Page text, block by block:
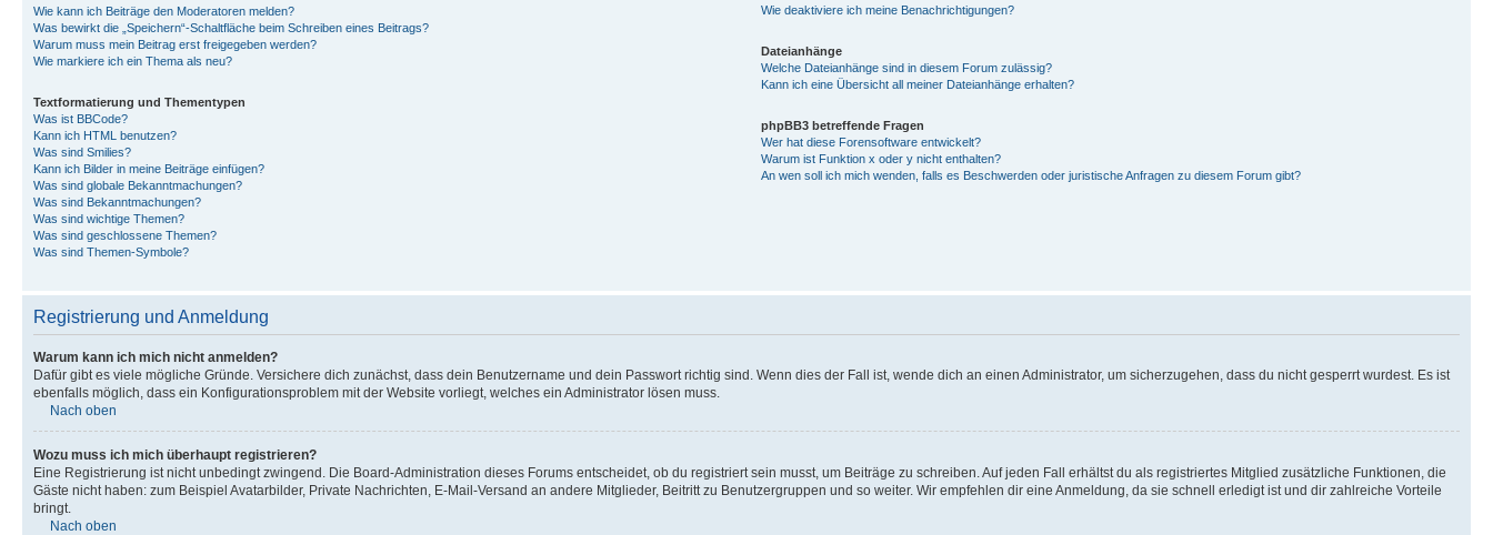
Wie kann ich Beiträge den Moderatoren melden?
Was bewirkt die „Speichern“-Schaltfläche beim Schreiben eines Beitrags?
Warum muss mein Beitrag erst freigegeben werden?
Wie markiere ich ein Thema als neu?
Textformatierung und Thementypen
Was ist BBCode?
Kann ich HTML benutzen?
Was sind Smilies?
Kann ich Bilder in meine Beiträge einfügen?
Was sind globale Bekanntmachungen?
Was sind Bekanntmachungen?
Was sind wichtige Themen?
Was sind geschlossene Themen?
Was sind Themen-Symbole?
Wie deaktiviere ich meine Benachrichtigungen?
Dateianhänge
Welche Dateianhänge sind in diesem Forum zulässig?
Kann ich eine Übersicht all meiner Dateianhänge erhalten?
phpBB3 betreffende Fragen
Wer hat diese Forensoftware entwickelt?
Warum ist Funktion x oder y nicht enthalten?
An wen soll ich mich wenden, falls es Beschwerden oder juristische Anfragen zu diesem Forum gibt?
Registrierung und Anmeldung
Warum kann ich mich nicht anmelden?
Dafür gibt es viele mögliche Gründe. Versichere dich zunächst, dass dein Benutzername und dein Passwort richtig sind. Wenn dies der Fall ist, wende dich an einen Administrator, um sicherzugehen, dass du nicht gesperrt wurdest. Es ist
ebenfalls möglich, dass ein Konfigurationsproblem mit der Website vorliegt, welches ein Administrator lösen muss.
Nach oben
Wozu muss ich mich überhaupt registrieren?
Eine Registrierung ist nicht unbedingt zwingend. Die Board-Administration dieses Forums entscheidet, ob du registriert sein musst, um Beiträge zu schreiben. Auf jeden Fall erhältst du als registriertes Mitglied zusätzliche Funktionen, die
Gäste nicht haben: zum Beispiel Avatarbilder, Private Nachrichten, E-Mail-Versand an andere Mitglieder, Beitritt zu Benutzergruppen und so weiter. Wir empfehlen dir eine Anmeldung, da sie schnell erledigt ist und dir zahlreiche Vorteile
bringt.
Nach oben